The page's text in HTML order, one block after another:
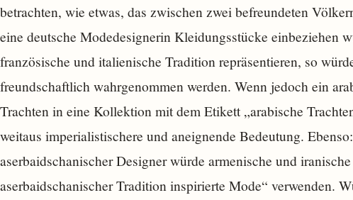
betrachten, wie etwas, das zwischen zwei befreundeten
eine deutsche Modedesignerin Kleidungsstücke einbeziehen
französische und italienische Tradition repräsentieren, so
freundschaftlich wahrgenommen werden. Wenn jedoch ein
Trachten in eine Kollektion mit dem Etikett „arabische
weitaus imperialistischere und aneignende Bedeutung.
aserbaidschanischer Designer würde armenische und
aserbaidschanischer Tradition inspirierte Mode“ verwenden.